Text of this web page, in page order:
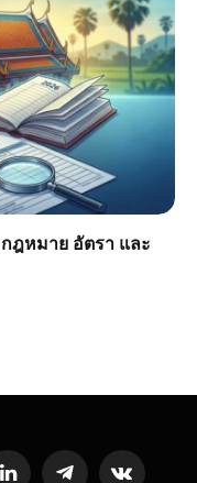
ฎหมาย อัตรา และ